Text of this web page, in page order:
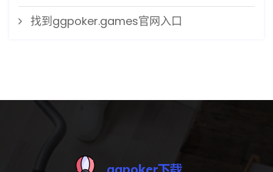
找到ggpoker.games官网入口